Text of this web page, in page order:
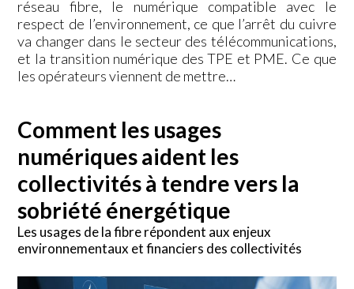
réseau fibre, le numérique compatible avec le
respect de l’environnement, ce que l’arrêt du cuivre
va changer dans le secteur des télécommunications,
et la transition numérique des TPE et PME. Ce que
les opérateurs viennent de mettre…
Comment les usages
numériques aident les
collectivités à tendre vers la
sobriété énergétique
Les usages de la fibre répondent aux enjeux
environnementaux et financiers des collectivités